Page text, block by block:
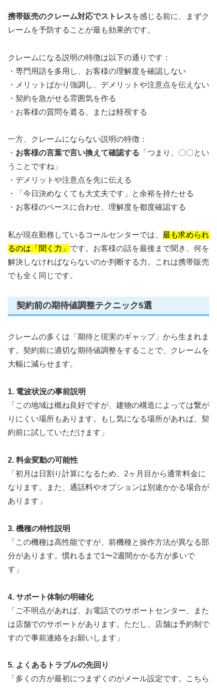
携帯販売のクレーム対応でストレスを感じる前に、まずク
レームを予防することが最も効果的です。
クレームになる説明の特徴は以下の通りです：
・専門用語を多用し、お客様の理解度を確認しない
・メリットばかり強調し、デメリットや注意点を伝えない
・契約を急がせる雰囲気を作る
・お客様の質問を遮る、または軽視する
一方、クレームにならない説明の特徴：
・ お客様の言葉で言い換えて確認する 「つまり、〇〇とい
うことですね」
・デメリットや注意点を先に伝える
・「今日決めなくても大丈夫です」と余裕を持たせる
・お客様のペースに合わせ、理解度を都度確認する
私が現在勤務しているコールセンターでは、 最も求められ
るのは「聞く力」 です。お客様の話を最後まで聞き、何を
解決しなければならないのか判断する力。これは携帯販売
でも全く同じです。
契約前の期待値調整テクニック5選
クレームの多くは「期待と現実のギャップ」から生まれま
す。契約前に適切な期待値調整をすることで、クレームを
大幅に減らせます。
1. 電波状況の事前説明
「この地域は概ね良好ですが、建物の構造によっては繋が
りにくい場所もあります。もし気になる場所があれば、契
約前に試していただけます」
2. 料金変動の可能性
「初月は日割り計算になるため、2ヶ月目から通常料金に
なります。また、通話料やオプションは別途かかる場合が
あります」
3. 機種の特性説明
「この機種は高性能ですが、前機種と操作方法が異なる部
分があります。慣れるまで1〜2週間かかる方が多いで
す」
4. サポート体制の明確化
「ご不明点があれば、お電話でのサポートセンター、また
は店舗でのサポートがあります。ただし、店舗は予約制で
すので事前連絡をお願いします」
5. よくあるトラブルの先回り
「多くの方が最初につまずくのがメール設定です。こちら